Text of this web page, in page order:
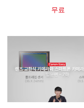
무료